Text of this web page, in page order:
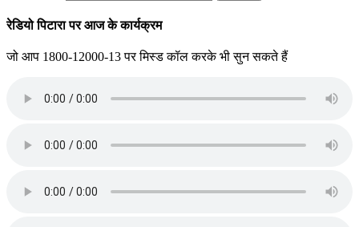
रेडियो पिटारा पर आज के कार्यक्रम
जो आप 1800-12000-13 पर मिस्ड कॉल करके भी सुन सकते हैं